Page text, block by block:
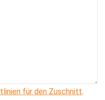
für den Zuschnitt.